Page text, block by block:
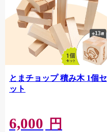
とまチョップ 積み木 1個セ
ット
6,000 円